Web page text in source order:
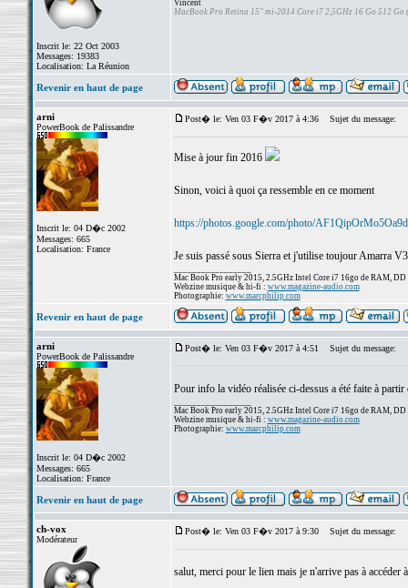
Inscrit le: 22 Oct 2003
Messages: 19383
Localisation: La Réunion
Vincent
MacBook Pro Retina 15" mi-2014 Core i7 2,5GHz 16 Go 512 Go
Revenir en haut de page
arni
PowerBook de Palissandre
Inscrit le: 04 D�c 2002
Messages: 665
Localisation: France
Post� le: Ven 03 F�v 2017 à 4:36 Sujet du message:
Mise à jour fin 2016
Sinon, voici à quoi ça ressemble en ce moment
https://photos.google.com/photo/
Je suis passé sous Sierra et j'utilise toujour Amarra
Mac Book Pro early 2015, 2.5GHz Intel Core i7 16go de RAM, DD
Webzine musique & hi-fi : www.magazine-audio.com
Photographie: www.marcphilip.com
Revenir en haut de page
arni
PowerBook de Palissandre
Inscrit le: 04 D�c 2002
Messages: 665
Localisation: France
Post� le: Ven 03 F�v 2017 à 4:51 Sujet du message:
Pour info la vidéo réalisée ci-dessus a été faite à
Mac Book Pro early 2015, 2.5GHz Intel Core i7 16go de RAM, DD
Webzine musique & hi-fi : www.magazine-audio.com
Photographie: www.marcphilip.com
Revenir en haut de page
ch-vox
Modérateur
Post� le: Ven 03 F�v 2017 à 9:30 Sujet du message:
salut, merci pour le lien mais je n'arrive pas à accéder